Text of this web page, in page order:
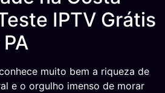
IPTV Grátis
muito bem a riqueza de
e o orgulho imenso de morar